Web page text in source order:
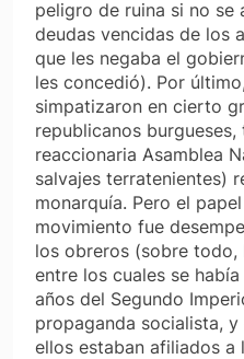
peligro de ruina si no se
deudas vencidas de los
que les negaba el
les concedió). Por
simpatizaron en cierto
republicanos
reaccionaria Asamblea
salvajes terratenientes)
monarquía. Pero el
movimiento fue
los obreros (sobre todo,
entre los cuales se
años del Segundo
propaganda socialista,
ellos estaban afiliados a